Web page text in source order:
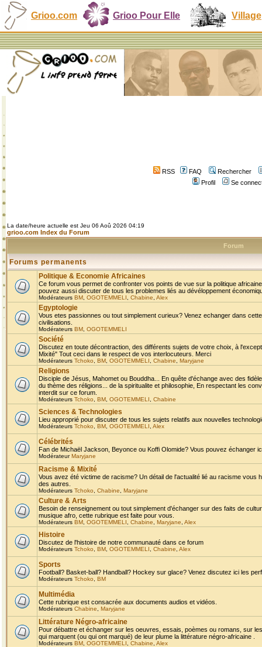
Grioo.com Grioo Pour Elle Village
RSS FAQ
Rechercher
Profil
Se
La date/heure actuelle est Jeu 06 Aoû 2026 04:19
grioo.com Index du Forum
Forum
Forums permanents
Politique & Economie Africaines
Ce forum vous permet de confronter vos points de vue sur la politique
pouvez aussi discuter de tous les problemes liés au dévéloppement
Modérateurs BM OGOTEMMELI Chabine Alex
Egyptologie
Vous etes passionnes ou tout simplement curieux? Venez echanger dans
civilisations.
Modérateurs BM OGOTEMMELI
Société
Discutez en toute décontraction, des différents sujets de votre choix, à
Mixité" Tout ceci dans le respect de vos interlocuteurs. Merci
Modérateurs Tchoko BM OGOTEMMELI Chabine Maryjane
Religions
Disciple de Jésus, Mahomet ou Bouddha... En quête d'échange avec des
du thème des réligions... de la spiritualite et philosophie, En respectant les
interdit sur ce forum.
Modérateurs Tchoko BM OGOTEMMELI Chabine
Sciences & Technologies
Lieu approprié pour discuter de tous les sujets relatifs aux nouvelles
Modérateurs Tchoko BM OGOTEMMELI Alex
Célébrités
Fan de Michaël Jackson, Beyonce ou Koffi Olomide? Vous pouvez échanger
ModérateurMaryjane
Racisme & Mixité
Vous avez été victime de racisme? Un détail de l'actualité lié au racisme
des autres.
Modérateurs Tchoko Chabine Maryjane
Culture & Arts
Besoin de renseignement ou tout simplement d'échanger sur des faits de
musique afro, cette rubrique est faite pour vous.
Modérateurs BM OGOTEMMELI Chabine Maryjane Alex
Histoire
Discutez de l'histoire de notre communauté dans ce forum
Modérateurs Tchoko BM OGOTEMMELI Chabine Alex
Sports
Football? Basket-ball? Handball? Hockey sur glace? Venez discutez ici les
Modérateurs Tchoko BM
Multimédia
Cette rubrique est consacrée aux documents audios et vidéos.
Modérateurs Chabine Maryjane
Littérature Négro-africaine
Pour débattre et échanger sur les oeuvres, essais, poèmes ou romans, sur
qui marquent (ou qui ont marqué) de leur plume la littérature négro-africaine .
Modérateurs BM OGOTEMMELI Chabine Alex